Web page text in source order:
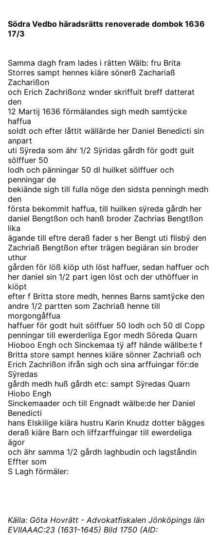
Södra Vedbo häradsrätts renoverade dombok 1636
17/3
Samma dagh fram lades i rätten Wälb: fru Brita
Storres sampt hennes kiäre sönerß Zachariaß
Zacharißon
och Erich Zachrißonz wnder skriffuit breff datterat
den
12 Martij 1636 förmälandes sigh medh samtÿcke
haffua
soldt och efter låttit wällärde her Daniel Benedicti sin
anpart
uti Sÿreda som ähr 1/2 Sÿridas gårdh för godt guit
sölffuer 50
lodh och pänningar 50 dl huilket sölffuer och
penningar de
bekiände sigh till fulla nöge den sidsta penningh medh
den
första bekommit haffua, till huilken sÿreda gårdh her
daniel Bengtßon och hanß broder Zachrias Bengtßon
lika
ägande till eftre deraß fader s her Bengt uti flisbÿ den
Zachriaß Bengtßon efter trägen begiäran sin broder
uthur
gården för löß kiöp uth löst haffuer, sedan haffuer och
her daniel sin 1/2 part igen löst och der uthöffuer in
kiöpt
efter f Britta store medh, hennes Barns samtÿcke den
andre 1/2 partten som Zachriaß henne till
morgongåffua
haffuer för godt huit sölffuer 50 lodh och 50 dl Copp
penningar till ewerderliga Egor medh Söreda Quarn
Hioboo Engh och Sinckemaa tÿ aff hände wällbe:te f
Britta store sampt hennes kiäre sönner Zachriaß och
Erich Zachrißon ifrån sigh och sina arffuingar för:de
Sÿredas
gårdh medh huß gårdh etc: sampt Sÿredas Quarn
Hiobo Engh
Sinckemaader och till Engnadt wälbe:de her Daniel
Benedicti
hans Elskilige kiära hustru Karin Knudz dotter bägges
deraß kiäre Barn och liffzarffuingar till ewerdeliga
ägor
och ähr samma 1/2 gårdh laghbudin och lagståndin
Effter som
S Lagh förmäler:
Källa: Göta Hovrätt - Advokatfiskalen Jönköpings län
EVIIAAAC:23 (1631-1645) Bild 1750 (AID: